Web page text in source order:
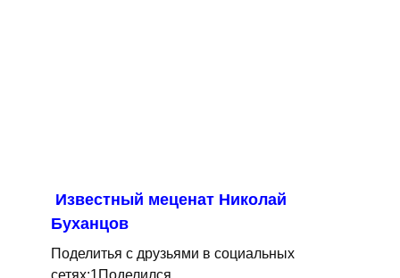
Известный меценат Николай
Буханцов
Поделитья с друзьями в социальных
сетях:1Поделился